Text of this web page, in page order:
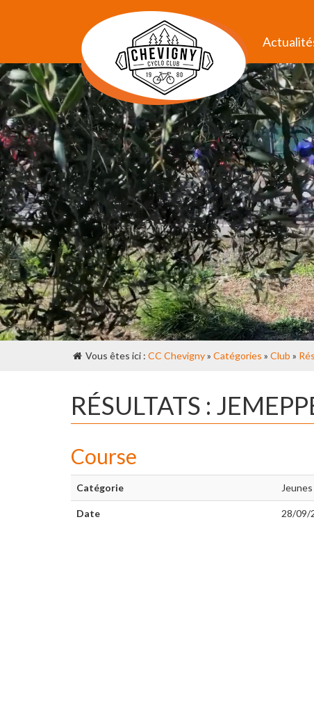
Vous êtes ici : CC Chevigny» Catégories » Club »
RÉSULTATS :
Course
Catégorie Jeunes
Date 28/09/